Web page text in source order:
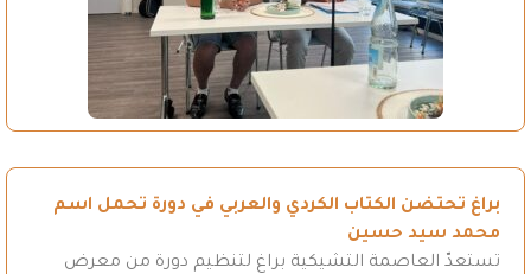
براغ تحتضن الكتاب الكردي والعربي في دورة تحمل اسم
محمد سيد حسين
تستعدّ العاصمة التشيكية براغ لتنظيم دورة من معرض